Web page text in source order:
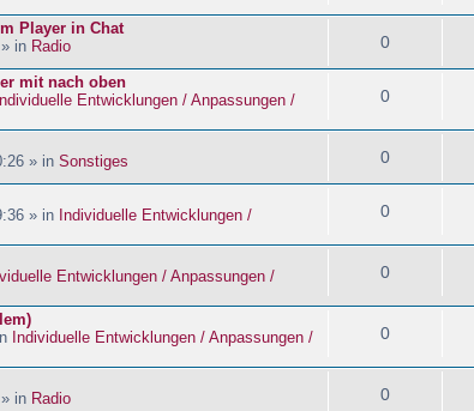
Player in Chat
in Radio 0
mit nach oben
Individuelle Entwicklungen / Anpassungen /
0
» in Sonstiges 0
» in Individuelle Entwicklungen /
0
Entwicklungen / Anpassungen /
0
Individuelle Entwicklungen / Anpassungen /
0
in Radio 0